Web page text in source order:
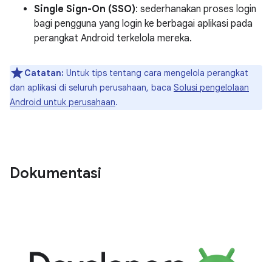
Single Sign-On (SSO): sederhanakan proses login
bagi pengguna yang login ke berbagai aplikasi pada
perangkat Android terkelola mereka.
Catatan: Untuk tips tentang cara mengelola perangkat
dan aplikasi di seluruh perusahaan, baca Solusi pengelolaan
Android untuk perusahaan.
Dokumentasi